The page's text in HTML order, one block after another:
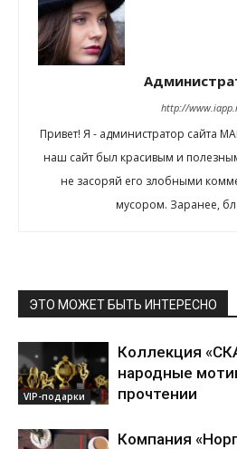
http://
Привет! Я - администратор сайта
наш сайт был красивым и
не засоряй его злобными
мусором. Заранее,
ЭТО МОЖЕТ БЫТЬ ИНТЕРЕСНО
VIP-подарки
Коллекция
народные
прочтении
Компания